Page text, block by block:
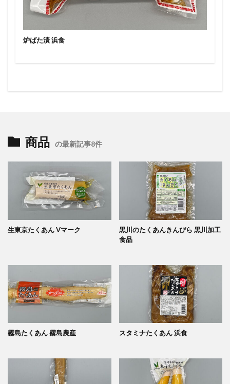
炉ばた漬 浜食
商品 の最新記事8件
生東京たくあん Vマーク
黒川のたくあんきんぴら 黒川加工
食品
霧島たくあん 霧島農産 スタミナたくあん 浜食